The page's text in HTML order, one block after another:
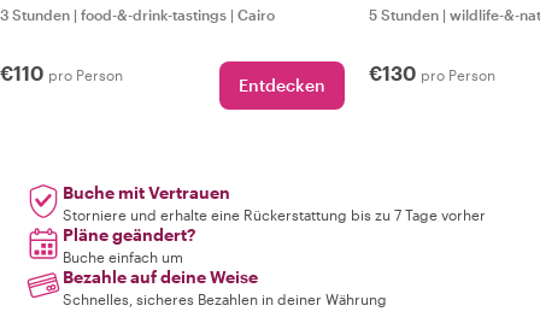
3 Stunden | food-&-drink-tastings | Cairo
€110 pro Person Entdecken
5 Stunden | wildlife-&-
€130 pro Person
Buche mit Vertrauen
Storniere und erhalte eine Rückerstattung bis zu 7 Tage vorher
Pläne geändert?
Buche einfach um
Bezahle auf deine Weise
Schnelles, sicheres Bezahlen in deiner Währung